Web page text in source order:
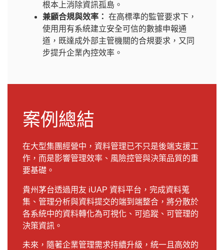
根本上消除資訊孤島。
兼顧合規與效率： 在高標準的監管要求下，
使用用有系統建立安全可信的數據申報通
道，既達成外部主管機關的合規要求，又同
步提升企業內控效率。
案例總結
在大型集團經營中，資料管理已不只是後端支援工
作，而是影響管理效率、風險控管與決策品質的重
要基礎。
貴州茅台透過用友 iUAP 資料平台，完成資料蒐
集、管理分析與資料提交的端到端整合，將分散於
各系統中的資料轉化為可視化、可追蹤、可管理的
決策資訊。
未來，隨著企業管理需求持續升級，統一且高效的